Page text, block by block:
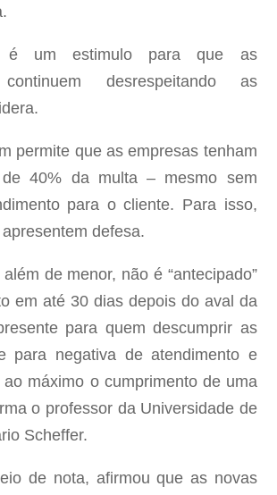
é um estimulo para que as
continuem desrespeitando as
permite que as empresas tenham
40% da multa – mesmo sem
para o cliente. Para isso,
defesa.
de menor, não é “antecipado”
em até 30 dias depois do aval da
para quem descumprir as
para negativa de atendimento e
máximo o cumprimento de uma
o professor da Universidade de
Scheffer.
de nota, afirmou que as novas